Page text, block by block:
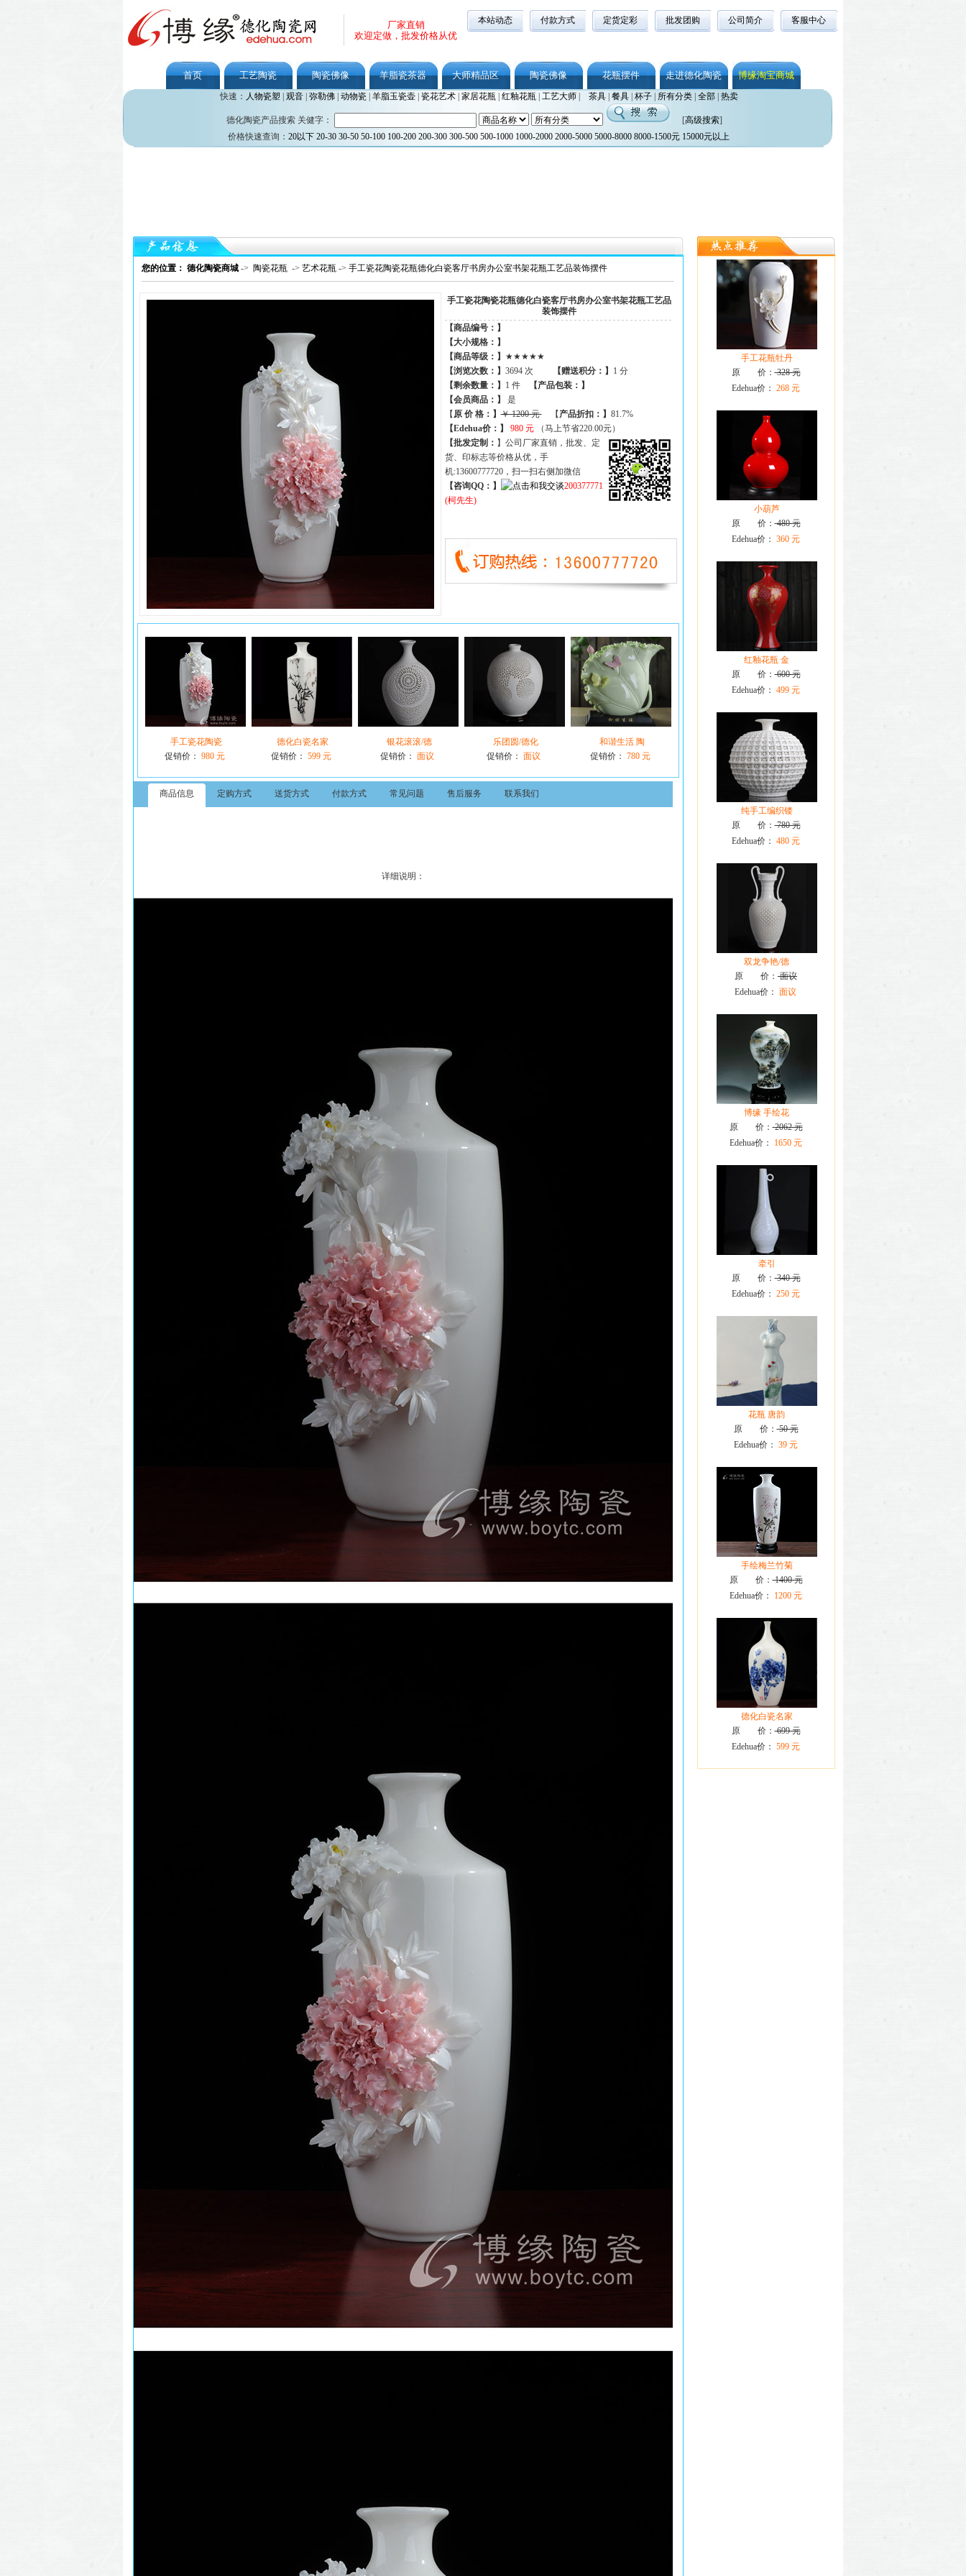
厂家直销
欢迎定做，批发价格从优
本站动态 付款方式 定货定彩 批发团购 公司简介 客服中心
首页 工艺陶瓷 陶瓷佛像 羊脂瓷茶器 大师精品区 陶瓷佛像 花瓶摆件 走进德化陶瓷 博缘淘宝商城
快速： 人物瓷塑 观音| 弥勒佛| 动物瓷| 羊脂玉瓷壶| 瓷花艺术| 家居花瓶| 红釉花瓶| 工艺大师| 茶具| 餐具| 杯子| 所有分类| 全部| 热卖
德化陶瓷产品搜索 关健字： [高级搜索]
价格快速查询： 20以下 20-30 30-50 50-100 100-200 200-300 300-500 500-1000 1000-2000 2000-5000 5000-8000 8000-1500元 15000元以上
您的位置： 德化陶瓷商城 -> 陶瓷花瓶 -> 艺术花瓶 -> 手工瓷花陶瓷花瓶德化白瓷客厅书房办公室书架花瓶工艺品装饰摆件
手工瓷花陶瓷花瓶德化白瓷客厅书房办公室书架花瓶工艺品
装饰摆件
【商品编号：】
【大小规格：】
【商品等级：】
★★★★★
【浏览次数：】 3694 次 【赠送积分：】
1 分
【剩余数量：】 1 件【产品包装：】
【会员商品： 】
是
【 原 价 格： 】￥ 1200 元【 产品折扣： 】 81.7%
【Edehua价：】
980 元
（马上节省220.00元）
【批发定制： 】公司厂家直销，批发、定
货、印标志等价格从优，手
机:13600777720，扫一扫右侧加微信
【咨询QQ：】
200377771
(柯先生)
手工瓷花陶瓷
促销价： 980 元
德化白瓷名家
促销价： 599 元
银花滚滚/德
促销价： 面议
乐团圆/德化
促销价： 面议
和谐生活 陶
促销价： 780 元
商品信息 定购方式 送货方式 付款方式 常见问题 售后服务 联系我们
详细说明：
手工花瓶牡丹
原 价：328 元
Edehua价： 268 元
小葫芦
原 价：480 元
Edehua价： 360 元
红釉花瓶 金
原 价：600 元
Edehua价： 499 元
纯手工编织镂
原 价：780 元
Edehua价： 480 元
双龙争艳/德
原 价： 面议
Edehua价： 面议
博缘 手绘花
原 价：2062 元
Edehua价：
1650 元
牵引
原 价：340 元
Edehua价： 250 元
花瓶 唐韵
原 价：50 元
Edehua价： 39 元
手绘梅兰竹菊
原 价：1400 元
Edehua价：
1200 元
德化白瓷名家
原 价：699 元
Edehua价： 599 元